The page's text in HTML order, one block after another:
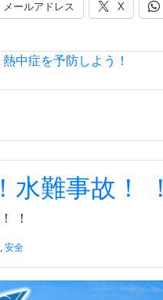
メールアドレス X
熱中症を予防しよう！
水難事故！ ！
！
, 安全